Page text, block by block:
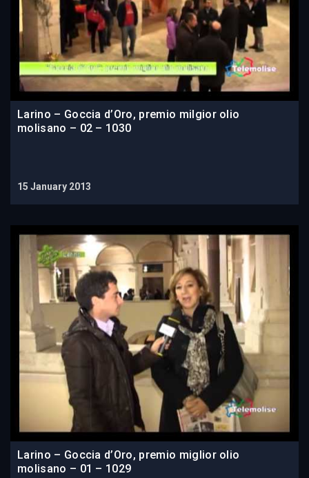
Larino – Goccia d’Oro, premio milgior olio
molisano – 02 – 1030
15 January 2013
Larino – Goccia d’Oro, premio miglior olio
molisano – 01 – 1029